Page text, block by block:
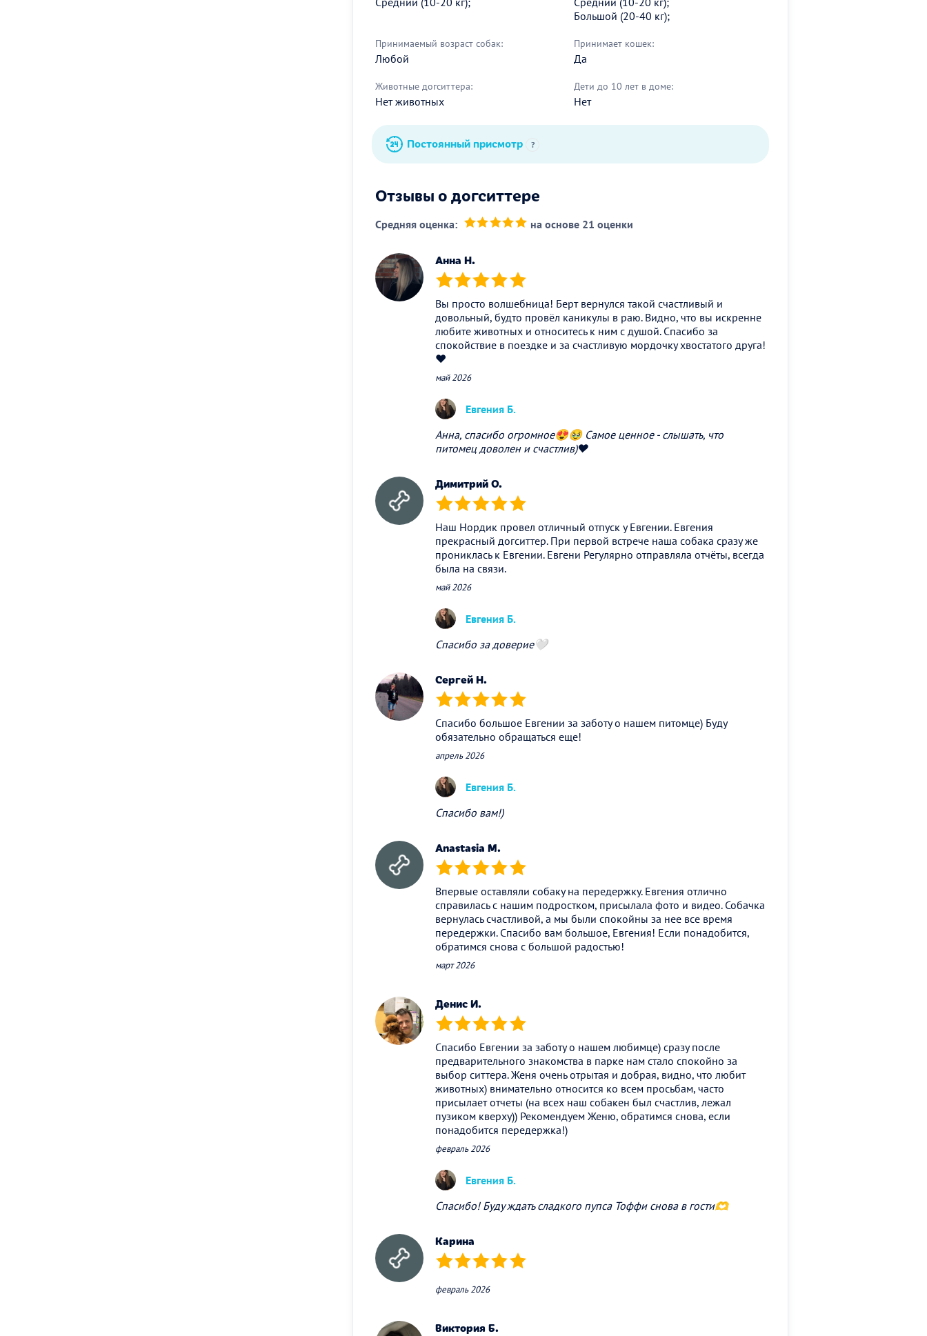
Большой (20-40 кг);
Принимаемый возраст собак:
Любой
Принимает кошек:
Да
Животные догситтера:
Нет животных
Дети до 10 лет в доме:
Нет
Постоянный присмотр ?
Отзывы о догситтере
Средняя оценка: на основе 21 оценки
Анна Н.
(*) (*) (*) (*) (*)
Вы просто волшебница! Берт вернулся такой счастливый и
довольный, будто провёл каникулы в раю. Видно, что вы искренне
любите животных и относитесь к ним с душой. Спасибо за
спокойствие в поездке и за счастливую мордочку хвостатого друга!
❤️
май 2026
Евгения Б.
Анна, спасибо огромное😍🥹 Самое ценное - слышать, что
питомец доволен и счастлив)❤️
Димитрий О.
(*) (*) (*) (*) (*)
Наш Нордик провел отличный отпуск у Евгении. Евгения
прекрасный догситтер. При первой встрече наша собака сразу же
прониклась к Евгении. Евгени Регулярно отправляла отчёты, всегда
была на связи.
май 2026
Евгения Б.
Спасибо за доверие🤍
Сергей Н.
(*) (*) (*) (*) (*)
Спасибо большое Евгении за заботу о нашем питомце) Буду
обязательно обращаться еще!
апрель 2026
Евгения Б.
Спасибо вам!)
Anastasia M.
(*) (*) (*) (*) (*)
Впервые оставляли собаку на передержку. Евгения отлично
справилась с нашим подростком, присылала фото и видео. Собачка
вернулась счастливой, а мы были спокойны за нее все время
передержки. Спасибо вам большое, Евгения! Если понадобится,
обратимся снова с большой радостью!
март 2026
Денис И.
(*) (*) (*) (*) (*)
Спасибо Евгении за заботу о нашем любимце) сразу после
предварительного знакомства в парке нам стало спокойно за
выбор ситтера. Женя очень отрытая и добрая, видно, что любит
животных) внимательно относится ко всем просьбам, часто
присылает отчеты (на всех наш собакен был счастлив, лежал
пузиком кверху)) Рекомендуем Женю, обратимся снова, если
понадобится передержка!)
февраль 2026
Евгения Б.
Спасибо! Буду ждать сладкого пупса Тоффи снова в гости🫶
Карина
(*) (*) (*) (*) (*)
февраль 2026
Виктория Б.